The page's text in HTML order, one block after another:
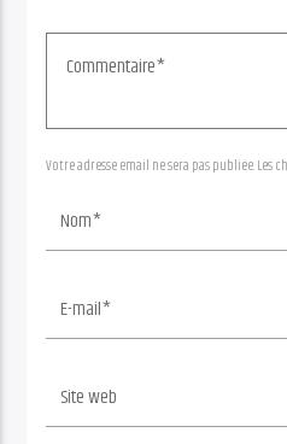
Votre adresse email ne sera pas publiée.